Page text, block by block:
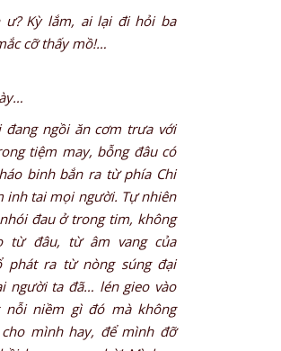
Kỳ lắm, ai lại đi hỏi ba
cỡ thấy mồ!…
ngồi ăn cơm trưa với
tiệm may, bỗng đâu có
binh bắn ra từ phía Chi
inh tai mọi người. Tự nhiên
đau ở trong tim, không
từ đâu, từ âm vang của
phát ra từ nòng súng đại
người ta đã… lén gieo vào
niềm gì đó mà không
mình hay, để mình đỡ